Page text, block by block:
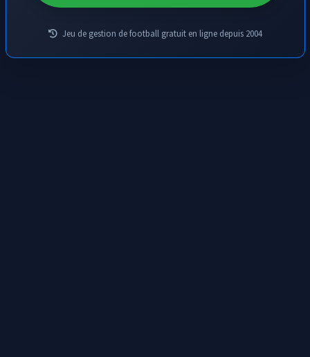
Jeu de gestion de football gratuit en ligne depuis 2004